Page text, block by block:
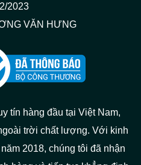
2023
VĂN HƯNG
tín hàng đầu tại Việt Nam,
trời chất lượng. Với kinh
2018, chúng tôi đã nhận